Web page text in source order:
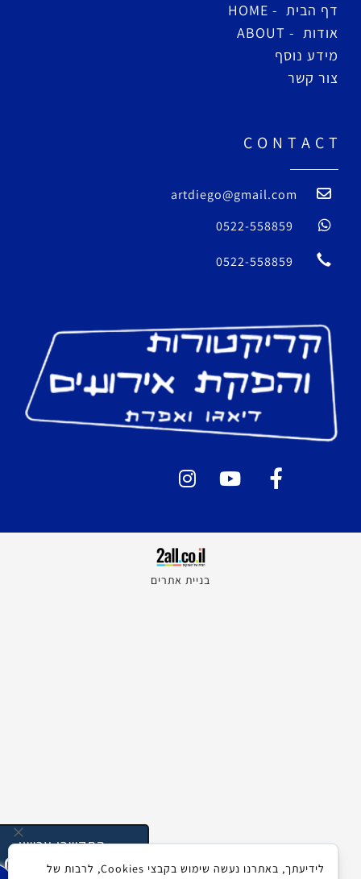
דף הבית - HOME
אודות - ABOUT
מידע נוסף
צור קשר
C O N T A C T
artdiego@gmail.com
0522-558859
0522-558859
התקשרו עכשיו
052-2558859
בניית אתרים
לידיעתך, באתרנו נעשה שימוש בקבצי Cookies, לרבות של